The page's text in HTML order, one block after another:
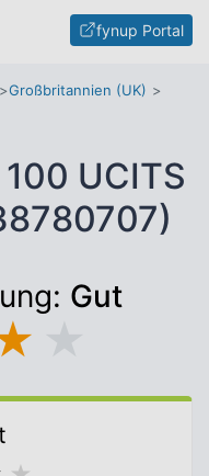
fynup Portal
Großbritannien (UK)
UCITS
Gut